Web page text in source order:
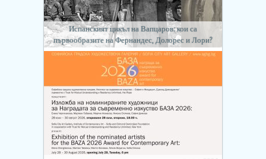
Испанският цикъл на Вапцаров: кои са
първообразите на Фернандес, Долорес и Лори?